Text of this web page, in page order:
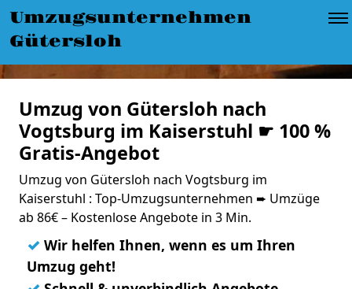
Umzugsunternehmen
Gütersloh
Umzug von Gütersloh nach
Vogtsburg im Kaiserstuhl ☛ 100 %
Gratis-Angebot
Umzug von Gütersloh nach Vogtsburg im
Kaiserstuhl : Top-Umzugsunternehmen ➨ Umzüge
ab 86€ – Kostenlose Angebote in 3 Min.
✓ Wir helfen Ihnen, wenn es um Ihren
Umzug geht!